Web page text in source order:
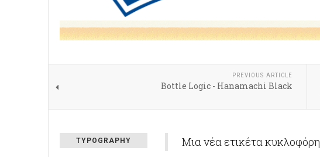
PREVIOUS ARTICLE
Bottle Logic - Hanamachi Black
TYPOGRAPHY Μια νέα ετικέτα